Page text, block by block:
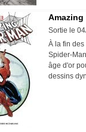
Amazing
Sortie le
À la fin
Spider-
âge d'or
dessins